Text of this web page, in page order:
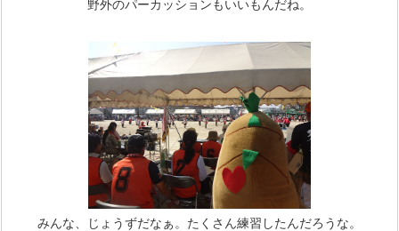
野外のパーカッションもいいもんだね。
みんな、じょうずだなぁ。たくさん練習したんだろうな。